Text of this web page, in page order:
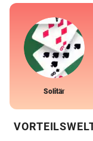
Solitär